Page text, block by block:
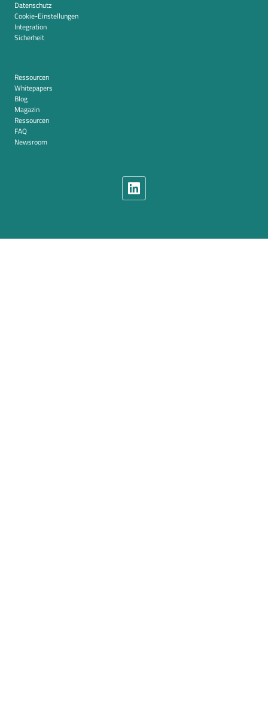
Datenschutz
Cookie-Einstellungen
Integration
Sicherheit
Ressourcen
Whitepapers
Blog
Magazin
Ressourcen
FAQ
Newsroom